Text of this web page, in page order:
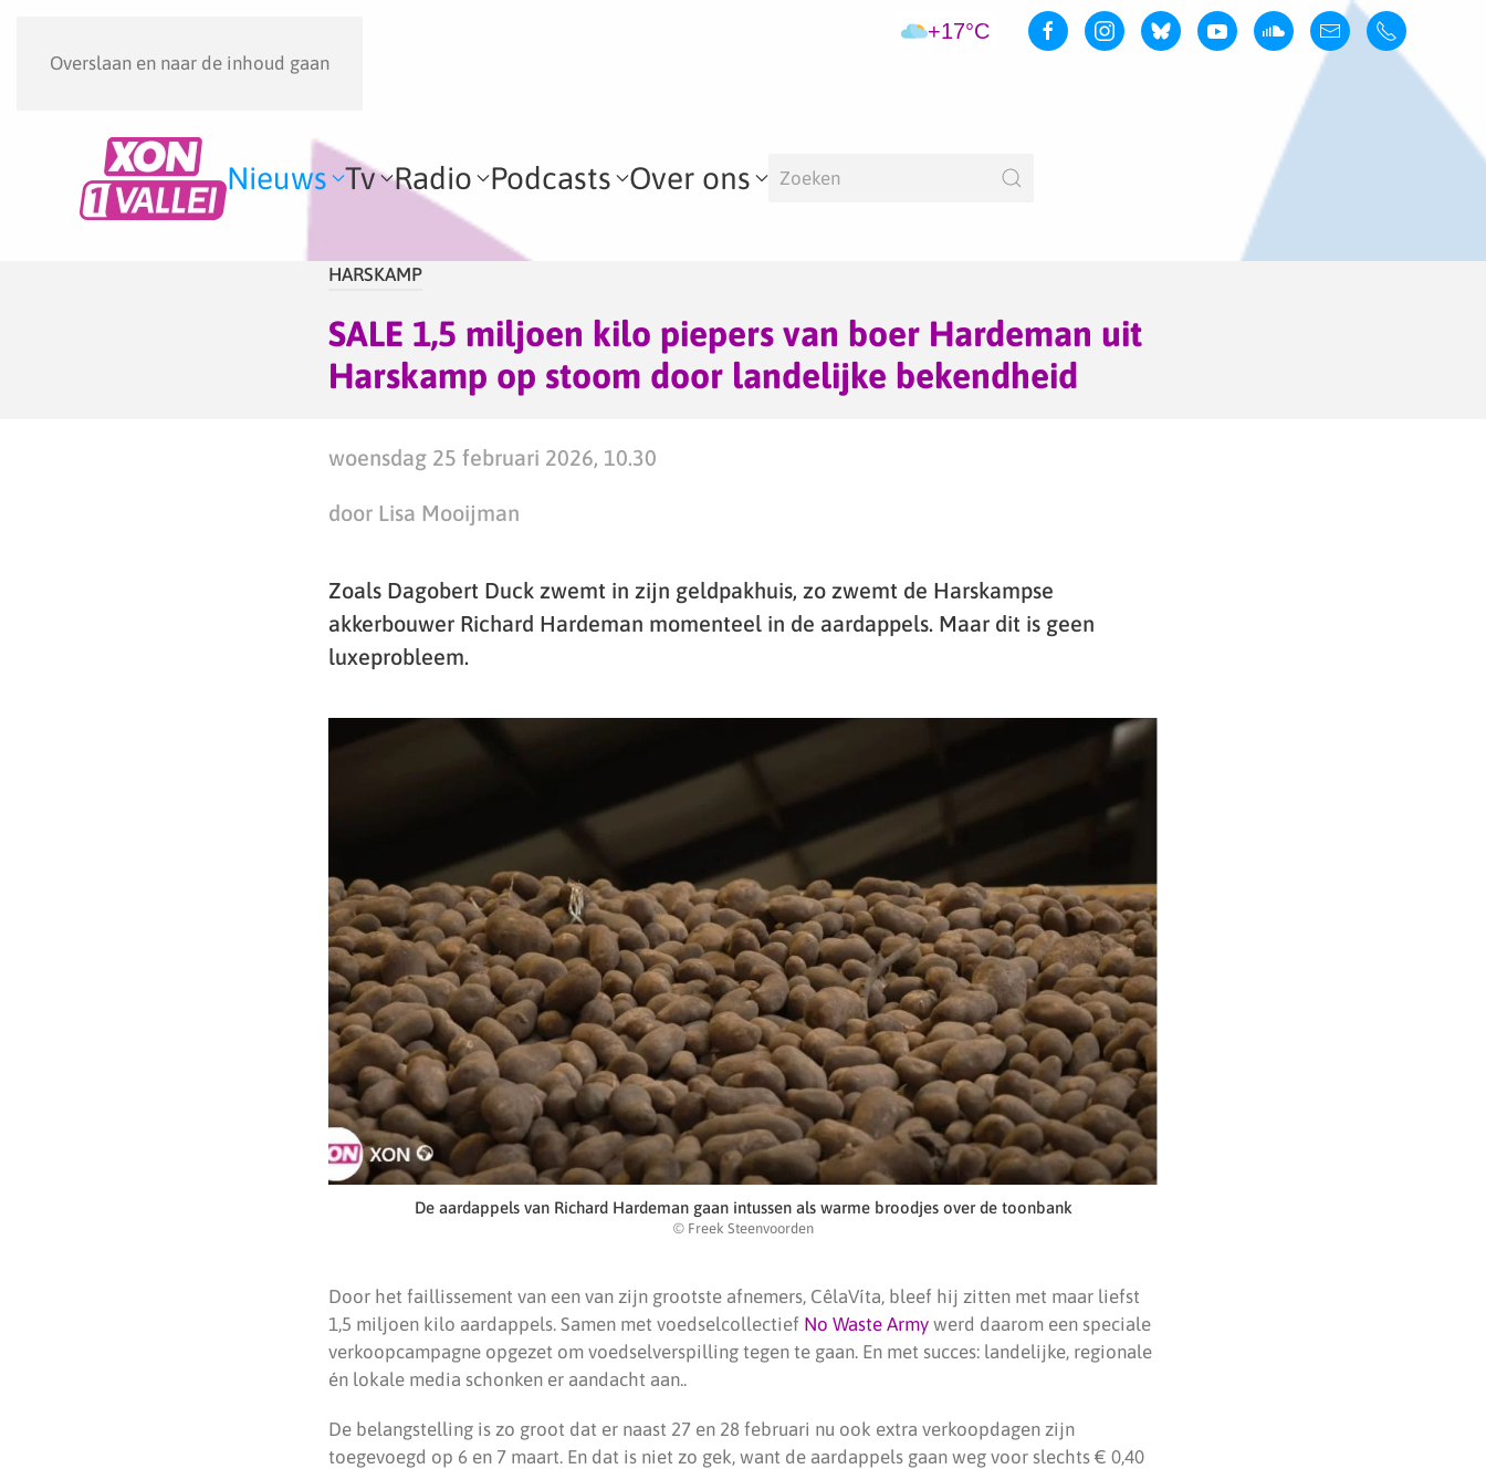
Overslaan en naar de inhoud gaan
+17°C
Nieuws Tv Radio Podcasts Over ons
HARSKAMP
SALE 1,5 miljoen kilo piepers van boer Hardeman uit
Harskamp op stoom door landelijke bekendheid
woensdag 25 februari 2026, 10.30
door Lisa Mooijman
Zoals Dagobert Duck zwemt in zijn geldpakhuis, zo zwemt de Harskampse
akkerbouwer Richard Hardeman momenteel in de aardappels. Maar dit is geen
luxeprobleem.
De aardappels van Richard Hardeman gaan intussen als warme broodjes over de toonbank
© Freek Steenvoorden
Door het faillissement van een van zijn grootste afnemers, CêlaVíta, bleef hij zitten met maar liefst
1,5 miljoen kilo aardappels. Samen met voedselcollectief No Waste Army werd daarom een speciale
verkoopcampagne opgezet om voedselverspilling tegen te gaan. En met succes: landelijke, regionale
én lokale media schonken er aandacht aan..
De belangstelling is zo groot dat er naast 27 en 28 februari nu ook extra verkoopdagen zijn
toegevoegd op 6 en 7 maart. En dat is niet zo gek, want de aardappels gaan weg voor slechts € 0,40